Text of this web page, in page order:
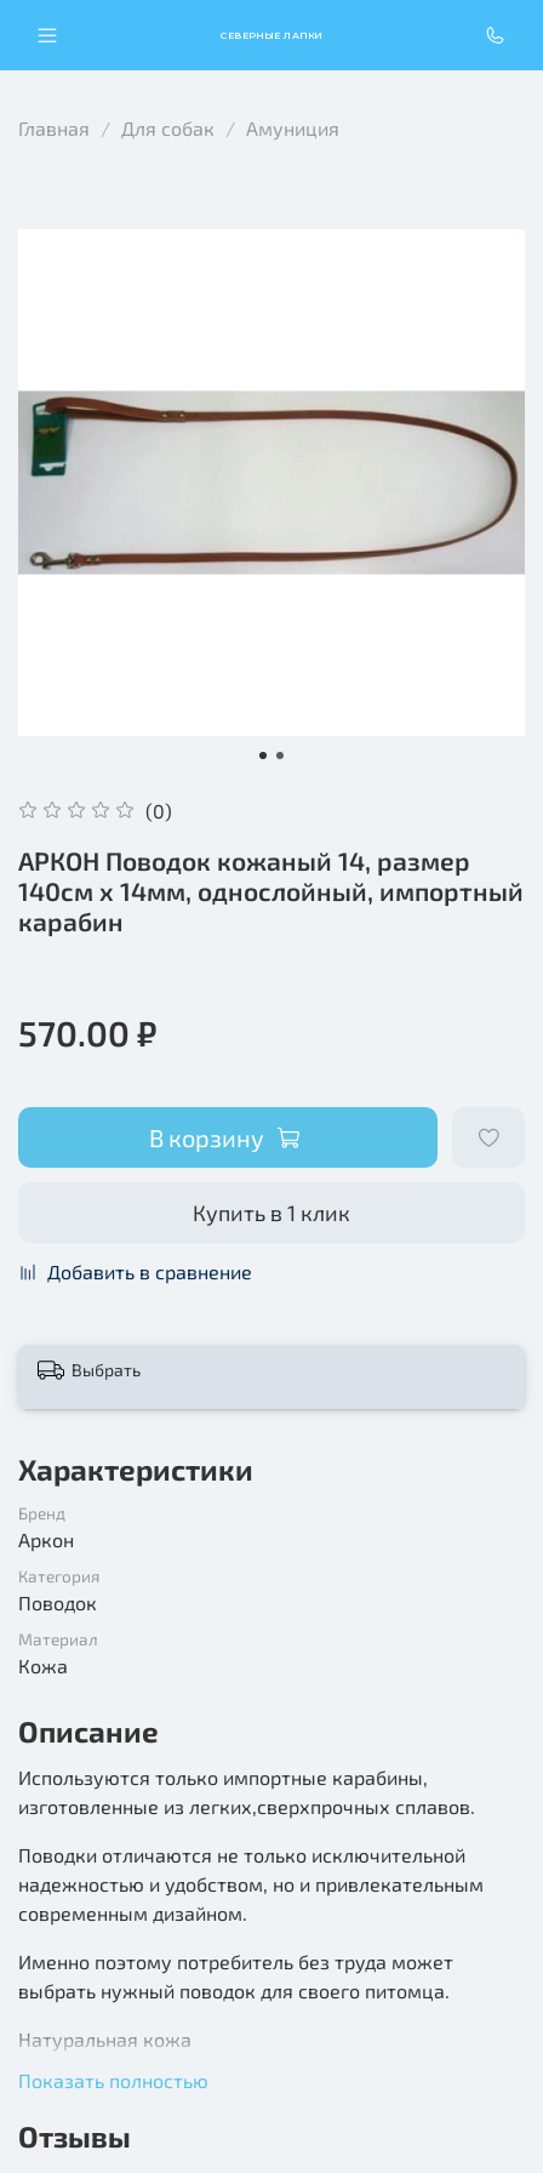
СЕВЕРНЫЕ ЛАПКИ
Главная Для собак Амуниция
(0)
АРКОН Поводок кожаный 14, размер
140см x 14мм, однослойный, импортный
карабин
570.00 ₽
В корзину
Купить в 1 клик
Добавить в сравнение
Выбрать
Характеристики
Бренд
Аркон
Категория
Поводок
Материал
Кожа
Описание
Используются только импортные карабины,
изготовленные из легких,сверхпрочных сплавов.
Поводки отличаются не только исключительной
надежностью и удобством, но и привлекательным
современным дизайном.
Именно поэтому потребитель без труда может
выбрать нужный поводок для своего питомца.
Натуральная кожа
Цвет уточняйте у оператора
Показать полностью
Отзывы